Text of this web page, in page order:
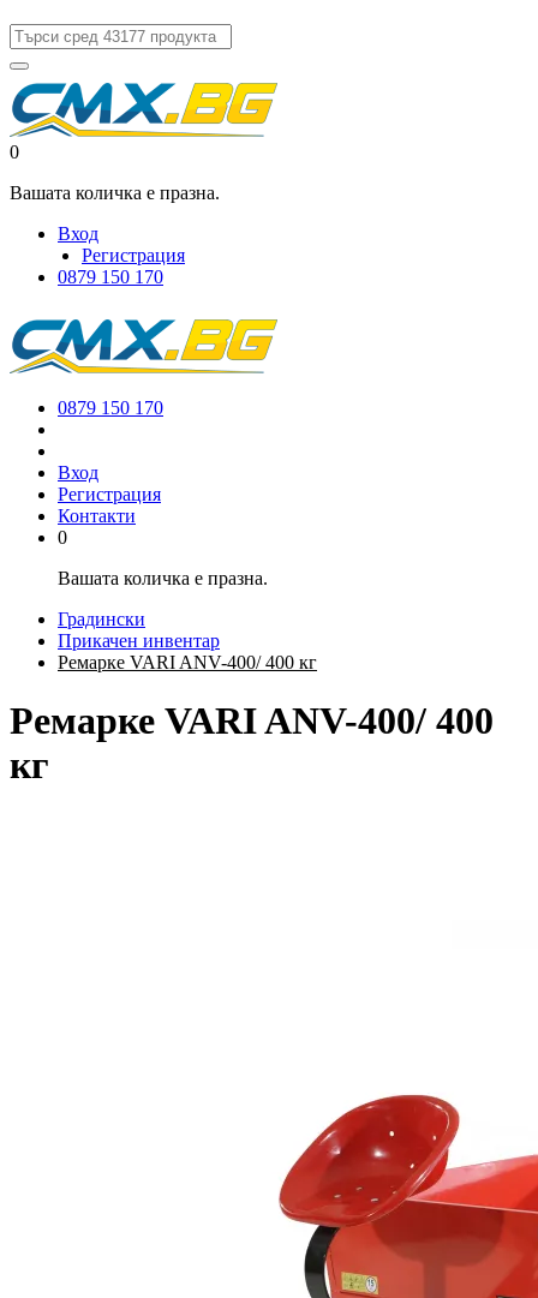
0
Вашата количка е празна.
Вход
Регистрация
0879 150 170
0879 150 170
Вход
Регистрация
Контакти
0
Вашата количка е празна.
Градински
Прикачен инвентар
Ремарке VARI ANV-400/ 400 кг
Ремарке VARI ANV-400/ 400
кг